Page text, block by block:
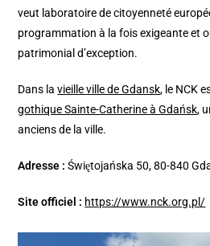
veut laboratoire de citoyenneté
programmation à la fois exigeante et
patrimonial d’exception.
Dans lavieille ville de Gdansk, le NCK
gothique Sainte-Catherine à Gdańsk,
anciens de la ville.
Adresse :Świętojańska 50, 80-840
Site officiel : https://www.nck.org.pl/